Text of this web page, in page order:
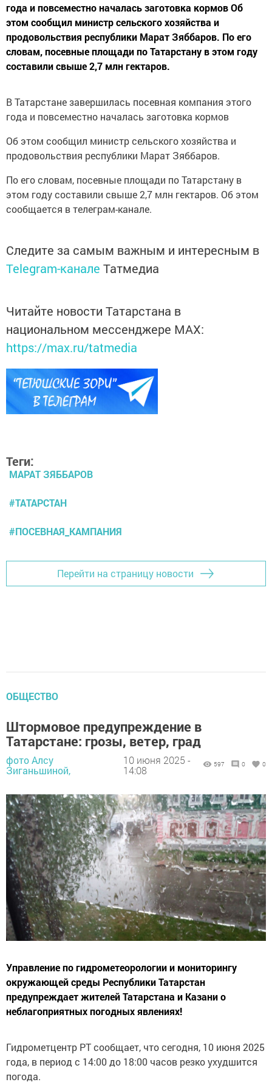
года и повсеместно началась заготовка кормов Об
этом сообщил министр сельского хозяйства и
продовольствия республики Марат Зяббаров. По его
словам, посевные площади по Татарстану в этом году
составили свыше 2,7 млн гектаров.
В Татарстане завершилась посевная компания этого
года и повсеместно началась заготовка кормов
Об этом сообщил министр сельского хозяйства и
продовольствия республики Марат Зяббаров.
По его словам, посевные площади по Татарстану в
этом году составили свыше 2,7 млн гектаров. Об этом
сообщается в телеграм-канале.
Следите за самым важным и интересным в
Telegram-канале Татмедиа
Читайте новости Татарстана в
национальном мессенджере MАХ:
https://max.ru/tatmedia
Теги:
МАРАТ ЗЯББАРОВ
#ТАТАРСТАН
#ПОСЕВНАЯ_КАМПАНИЯ
Перейти на страницу новости
ОБЩЕСТВО
Штормовое предупреждение в
Татарстане: грозы, ветер, град
фото Алсу
Зиганьшиной,
10 июня 2025 -
14:08
597 0 0
Управление по гидрометеорологии и мониторингу
окружающей среды Республики Татарстан
предупреждает жителей Татарстана и Казани о
неблагоприятных погодных явлениях!
Гидрометцентр РТ сообщает, что сегодня, 10 июня 2025
года, в период с 14:00 до 18:00 часов резко ухудшится
погода.